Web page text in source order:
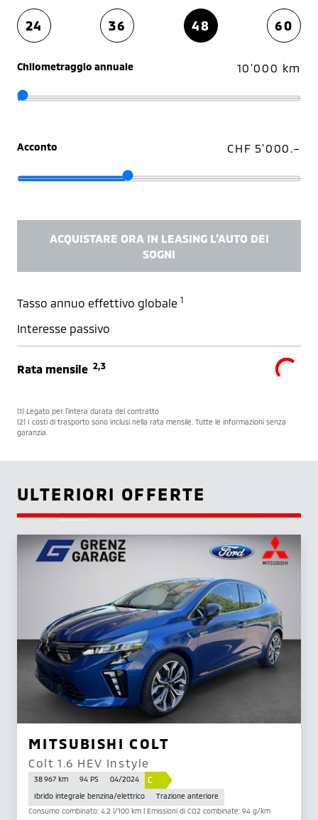
24 36 48 60
Chilometraggio annuale 10'000 km
Acconto CHF 5'000.–
ACQUISTARE ORA IN LEASING L'AUTO DEI
SOGNI
Tasso annuo effettivo globale 1
Interesse passivo
Rata mensile 2,3
(1) Legato per l’intera durata del contratto
(2) I costi di trasporto sono inclusi nella rata mensile. Tutte le informazioni senza
garanzia.
ULTERIORI OFFERTE
MITSUBISHI COLT
Colt 1.6 HEV Instyle
38 967 km 94 PS 04/2024 C
Ibrido integrale benzina/elettrico
Trazione anteriore
Consumo combinato: 4.2 l/100 km | Emissioni di CO2 combinate: 94 g/km